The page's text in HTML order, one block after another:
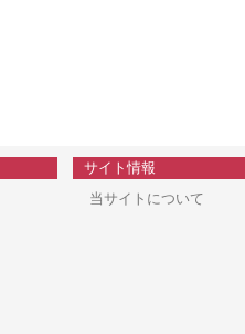
サイト情報
当サイトについて